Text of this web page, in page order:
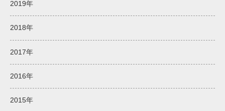
2019年
2018年
2017年
2016年
2015年